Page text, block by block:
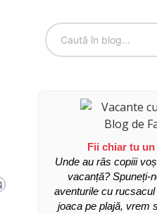
Fii chiar tu un
Unde au râs copiii
vacanță? Spuneți-
aventurile cu
joaca pe plajă, vrem